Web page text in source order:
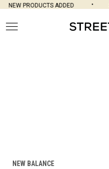
NEW PRODUCTS ADDED
NEW BALANCE